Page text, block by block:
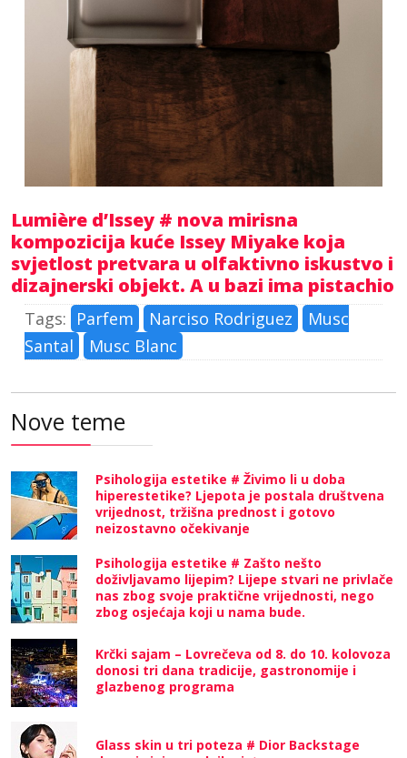
Lumière d’Issey # nova mirisna
kompozicija kuće Issey Miyake koja
svjetlost pretvara u olfaktivno iskustvo i
dizajnerski objekt. A u bazi ima pistachio
Tags: Parfem Narciso Rodriguez
Musc
Santal
Musc Blanc
Nove teme
Psihologija estetike # Živimo li u doba
hiperestetike? Ljepota je postala društvena
vrijednost, tržišna prednost i gotovo
neizostavno očekivanje
Psihologija estetike # Zašto nešto
doživljavamo lijepim? Lijepe stvari ne privlače
nas zbog svoje praktične vrijednosti, nego
zbog osjećaja koji u nama bude.
Krčki sajam – Lovrečeva od 8. do 10. kolovoza
donosi tri dana tradicije, gastronomije i
glazbenog programa
Glass skin u tri poteza # Dior Backstage